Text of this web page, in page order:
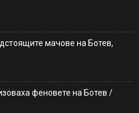
мачове на Ботев,
феновете на Ботев /